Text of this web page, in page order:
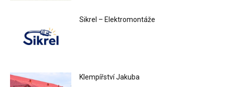
Sikrel – Elektromontáže
Klempířství Jakuba